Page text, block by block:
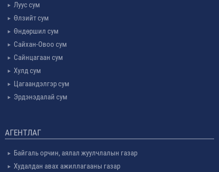
Луус сум
Өлзийт сум
Өндөршил сум
Сайхан-Овоо сум
Сайнцагаан сум
Хулд сум
Цагаандэлгэр сум
Эрдэнэдалай сум
АГЕНТЛАГ
Байгаль орчин, аялал жуулчлалын газар
Худалдан авах ажиллагааны газар